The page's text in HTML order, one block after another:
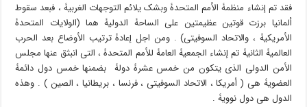
فقد تم إنشاء منظمۀ الأمم المتحدۀ وبشک یلائم التوجهات الغربیۀ ، فبعد سقوط
ألمانیا برزت قوتین عظیمتین على الساحۀ الدولیۀ هما (الولایات المتحدۀ
الأمریکیۀ ، والاتحاد السوفیتی) . ومن اجل إعادۀ ترتیب الأوضاع بعد الحرب
العالمیۀ الثانیۀ تم إنشاء الجمعیۀ العامۀ للأمم المتحدۀ ، التی انبثق عنها مجلس
الأمن الدولی الذی یتکون من خمس عشرۀ دولۀ بضمنها خمس دول دائمۀ
العضویۀ هی ( أمریکا ، الاتحاد السوفیتی ، فرنسا ، بریطانیا ، الصین ) . وهذه
الدول هی دول نوویۀ .